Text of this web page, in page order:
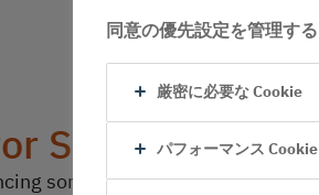
同意の優先設定を管理する
厳密に必要な Cookie
パフォーマンス Cookie
Server
some technical difficulties. Try